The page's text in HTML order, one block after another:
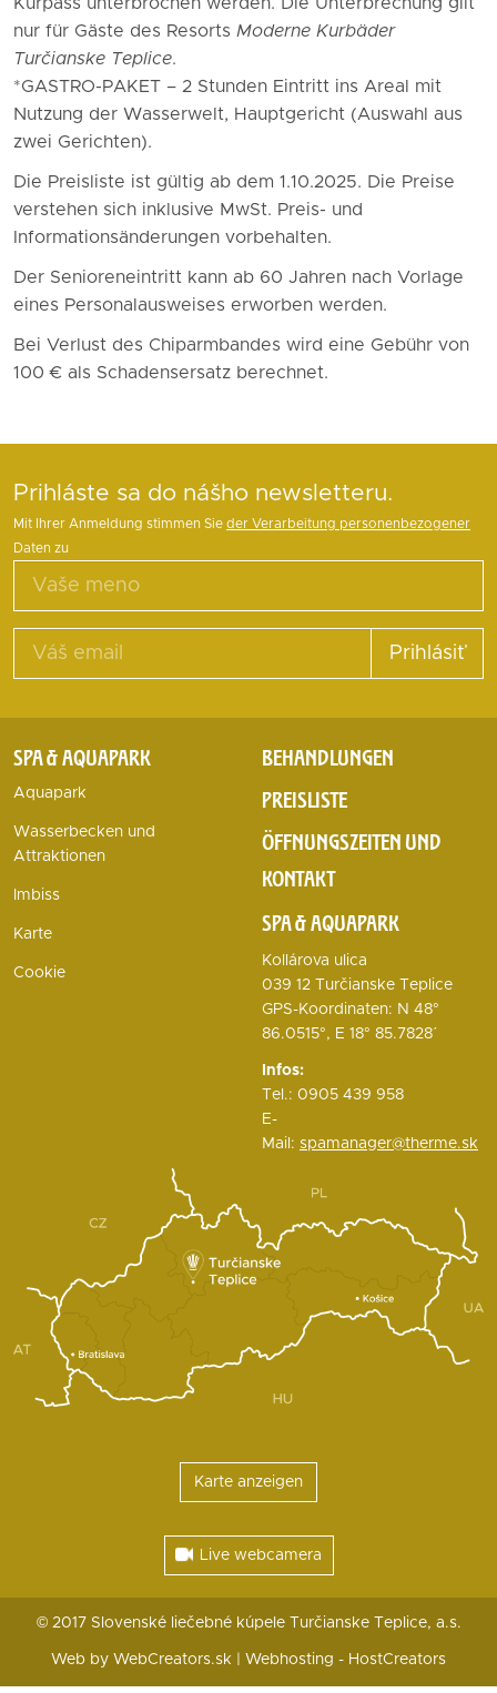
Kurpass unterbrochen werden. Die Unterbrechung gilt
nur für Gäste des Resorts Moderne Kurbäder
Turčianske Teplice.
*GASTRO-PAKET – 2 Stunden Eintritt ins Areal mit
Nutzung der Wasserwelt, Hauptgericht (Auswahl aus
zwei Gerichten).
Die Preisliste ist gültig ab dem 1.10.2025. Die Preise
verstehen sich inklusive MwSt. Preis- und
Informationsänderungen vorbehalten.
Der Senioreneintritt kann ab 60 Jahren nach Vorlage
eines Personalausweises erworben werden.
Bei Verlust des Chiparmbandes wird eine Gebühr von
100 € als Schadensersatz berechnet.
Prihláste sa do nášho newsletteru.
Mit Ihrer Anmeldung stimmen Sie der Verarbeitung personenbezogener
Daten zu
Prihlásiť
SPA & AQUAPARK
Aquapark
Wasserbecken und
Attraktionen
Imbiss
Karte
Cookie
BEHANDLUNGEN
PREISLISTE
ÖFFNUNGSZEITEN UND
KONTAKT
SPA & AQUAPARK
Kollárova ulica
039 12 Turčianske Teplice
GPS-Koordinaten: N 48°
86.0515°, E 18° 85.7828΄
Infos:
Tel.: 0905 439 958
E-
Mail: spamanager@therme.sk
Karte anzeigen
Live webcamera
© 2017 Slovenské liečebné kúpele Turčianske Teplice, a.s.
Web by WebCreators.sk Webhosting - HostCreators